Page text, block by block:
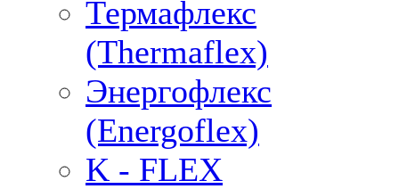
Термафлекс
(Thermaflex)
Энергофлекс
(Energoflex)
K - FLEX